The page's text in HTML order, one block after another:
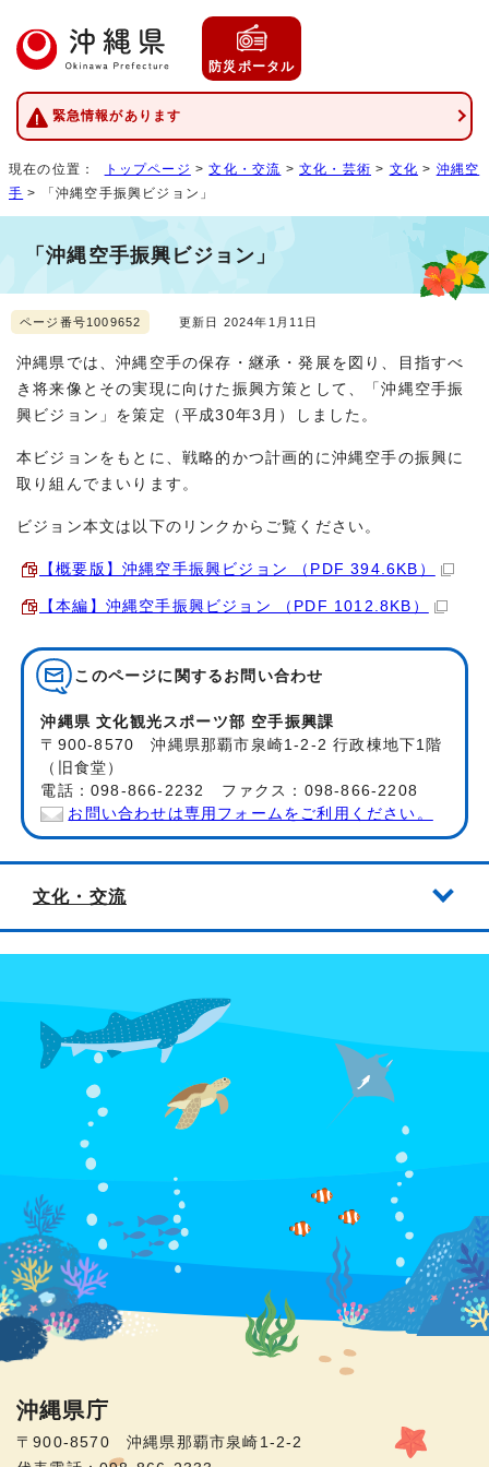
防災ポータル
緊急情報があります
現在の位置： トップページ >文化・交流 >文化・芸術 > 文化 > 沖縄空
手 > 「沖縄空手振興ビジョン」
「沖縄空手振興ビジョン」
ページ番号1009652 更新日 2024年1月11日
沖縄県では、沖縄空手の保存・継承・発展を図り、目指すべ
き将来像とその実現に向けた振興方策として、「沖縄空手振
興ビジョン」を策定（平成30年3月）しました。
本ビジョンをもとに、戦略的かつ計画的に沖縄空手の振興に
取り組んでまいります。
ビジョン本文は以下のリンクからご覧ください。
【概要版】沖縄空手振興ビジョン （PDF 394.6KB）
【本編】沖縄空手振興ビジョン （PDF 1012.8KB）
このページに関する お問い合わせ
沖縄県 文化観光スポーツ部 空手振興課
〒900-8570 沖縄県那覇市泉崎1-2-2 行政棟地下1階
（旧食堂）
電話：098-866-2232 ファクス：098-866-2208
お問い合わせは専用フォームをご利用ください。
文化・交流
沖縄県庁
〒900-8570 沖縄県那覇市泉崎1-2-2